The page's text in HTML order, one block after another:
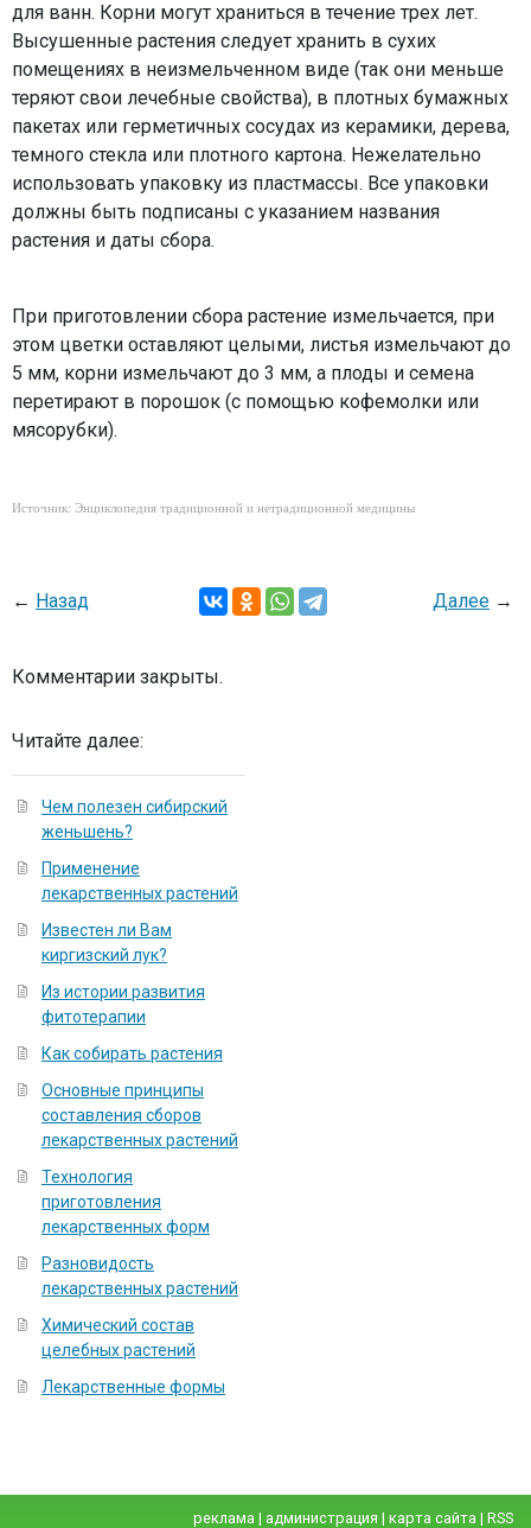
для ванн. Корни могут храниться в течение трех лет.
Высушенные растения следует хранить в сухих
помещениях в неизмельченном виде (так они меньше
теряют свои лечебные свойства), в плотных бумажных
пакетах или герметичных сосудах из керамики, дерева,
темного стекла или плотного картона. Нежелательно
использовать упаковку из пластмассы. Все упаковки
должны быть подписаны с указанием названия
растения и даты сбора.
При приготовлении сбора растение измельчается, при
этом цветки оставляют целыми, листья измельчают до
5 мм, корни измельчают до 3 мм, а плоды и семена
перетирают в порошок (с помощью кофемолки или
мясорубки).
Источник: Энциклопедия традиционной и нетрадиционной медицины
← Назад Далее →
Комментарии закрыты.
Читайте далее:
Чем полезен сибирский
женьшень?
Применение
лекарственных растений
Известен ли Вам
киргизский лук?
Из истории развития
фитотерапии
Как собирать растения
Основные принципы
составления сборов
лекарственных растений
Технология
приготовления
лекарственных форм
Разновидость
лекарственных растений
Химический состав
целебных растений
Лекарственные формы
реклама | администрация | карта сайта | RSS